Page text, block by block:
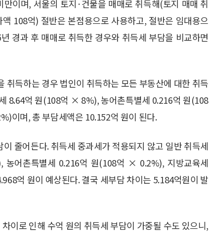
이며, 서울의 토지·건물을 매매로 취득해(토지 매매 취
108억) 절반은 본점용으로 사용하고, 절반은 임대용으
경과 후 매매로 취득한 경우와 취득세 부담을 비교하면
취득하는 경우 법인이 취득하는 모든 부동산에 대한 취득
8.64억 원(108억 × 8%), 농어촌특별세 0.216억 원(108
이며, 총 부담세액은 10.152억 원이 된다.
줄어든다. 취득세 중과세가 적용되지 않고 일반 취득세
어촌특별세 0.216억 원(108억 × 0.2%), 지방교육세
억 원이 예상된다. 결국 세부담 차이는 5.184억원이 발
이로 인해 수억 원의 취득세 부담이 가중될 수도 있으니,